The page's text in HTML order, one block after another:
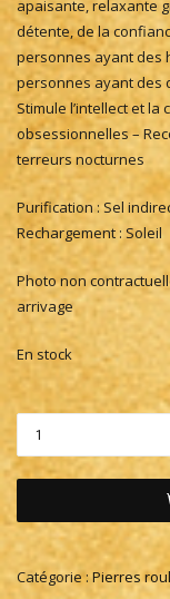
apaisante, relaxante
détente, de la
personnes ayant des
personnes ayant des
Stimule l’intellect et
obsessionnelles –
terreurs nocturnes
Purification : Sel
Rechargement : Soleil
Photo non
arrivage
En stock
Catégorie : Pierres